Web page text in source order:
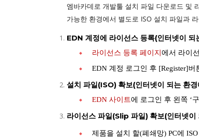
엠바카데로 개발툴 설치 파일 다운로드 및
가능한 환경에서 별도로 ISO 설치 파일과
EDN 계정에 라이선스 등록(인터넷이 되
라이선스 등록 페이지 에서 라이
EDN 계정 로그인 후 [Register]
설치 파일(ISO) 확보(인터넷이 되는 환
EDN 사이트에 로그인 후 왼쪽 ‘
라이선스 파일(Slip 파일) 확보(인터넷이
제품을 설치 할(폐쇄망) PC에